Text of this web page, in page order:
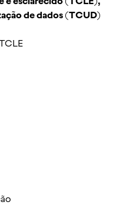
de dados (TCUD)